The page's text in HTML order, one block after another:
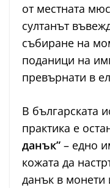
от местната
султанът
събиране на
поданици на
превърнати в
В българската
практика е
данък” – едно
кожата да
данък в монети